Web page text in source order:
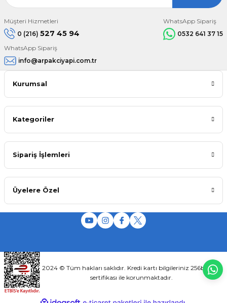
Müşteri Hizmetleri
0 (216) 527 45 94
WhatsApp Sipariş
0532 641 37 15
WhatsApp Sipariş
info@arpakciyapi.com.tr
Kurumsal
Kategoriler
Sipariş İşlemleri
Üyelere Özel
2024 © Tüm hakları saklıdır. Kredi kartı bilgileriniz 256bit SSL
sertifikası ile korunmaktadır.